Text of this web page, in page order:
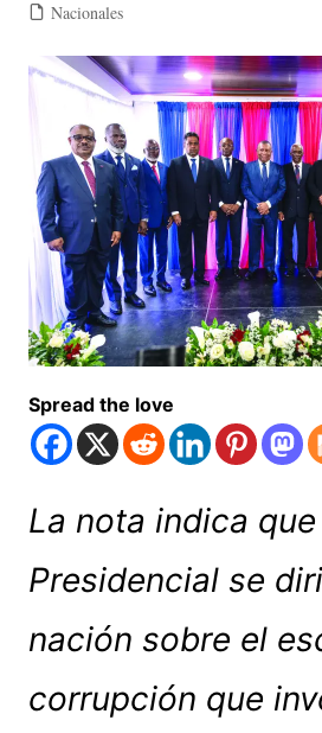
Nacionales
Spread the love
La nota indica
Presidencial se
nación sobre el
corrupción que